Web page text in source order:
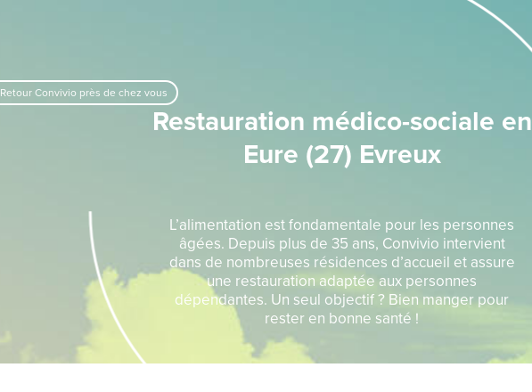
Retour Convivio près de chez vous
Restauration médico-sociale en
Eure (27) Evreux
L’alimentation est fondamentale pour les personnes
âgées. Depuis plus de 35 ans, Convivio intervient
dans de nombreuses résidences d’accueil et assure
une restauration adaptée aux personnes
dépendantes. Un seul objectif ? Bien manger pour
rester en bonne santé !